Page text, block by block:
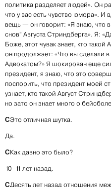
политика разделяет людей». Он
что у вас есть чувство юмора». И
вещь — он говорит: «Я знаю, что
снов” Августа Стриндберга». Я:
Боже, этот чувак знает, кто
он продолжает: «Что вы сделали в
Адвокатом?» Я шокирован еще
президент, я знаю, что это
поспорить, что президент моей
узнает, кто такой Август
но зато он знает много о
СЭто отличная шутка.
Да.
СКак давно это было?
10–11 лет назад.
СДесять лет назад отношения